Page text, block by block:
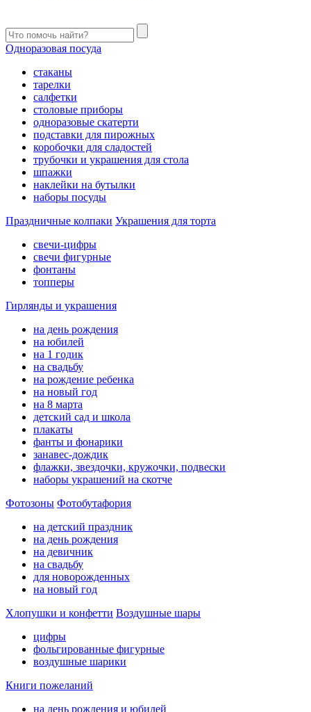
Одноразовая посуда
стаканы
тарелки
салфетки
столовые приборы
одноразовые скатерти
подставки для пирожных
коробочки для сладостей
трубочки и украшения для стола
шпажки
наклейки на бутылки
наборы посуды
Праздничные колпаки Украшения для торта
свечи-цифры
свечи фигурные
фонтаны
топперы
Гирлянды и украшения
на день рождения
на юбилей
на 1 годик
на свадьбу
на рождение ребенка
на новый год
на 8 марта
детский сад и школа
плакаты
фанты и фонарики
занавес-дождик
флажки, звездочки, кружочки, подвески
наборы украшений на скотче
Фотозоны Фотобутафория
на детский праздник
на день рождения
на девичник
на свадьбу
для новорожденных
на новый год
Хлопушки и конфетти Воздушные шары
цифры
фольгированные фигурные
воздушные шарики
Книги пожеланий
на день рождения и юбилей